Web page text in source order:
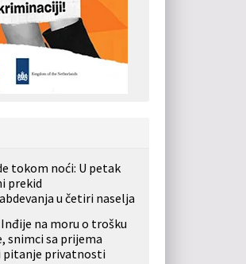
tokom noći: U petak
prekid
u četiri naselja
Inđije na moru o trošku
snimci sa prijema
privatnosti